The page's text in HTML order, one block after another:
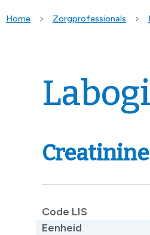
Home Zorgprofessionals
Creatinine
Code LIS
Eenheid